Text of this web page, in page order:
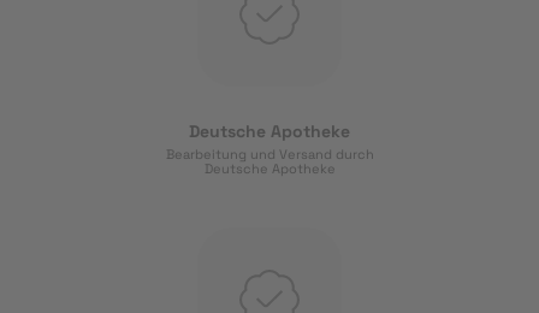
Deutsche Apotheke
Bearbeitung und Versand durch
Deutsche Apotheke